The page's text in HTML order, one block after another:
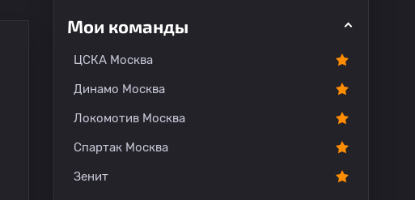
Мои команды
ЦСКА Москва
Динамо Москва
Локомотив Москва
Спартак Москва
Зенит